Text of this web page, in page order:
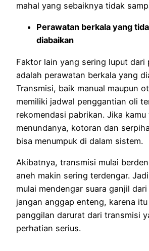
mahal yang sebaiknya tidak
Perawatan berkala yang
diabaikan
Faktor lain yang sering luput dari
adalah perawatan berkala yang
Transmisi, baik manual maupun
memiliki jadwal penggantian oli
rekomendasi pabrikan. Jika kamu
menundanya, kotoran dan
bisa menumpuk di dalam sistem.
Akibatnya, transmisi mulai
aneh makin sering terdengar.
mulai mendengar suara ganjil
jangan anggap enteng, karena
panggilan darurat dari transmisi
perhatian serius.